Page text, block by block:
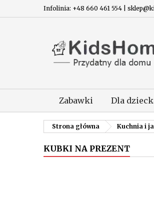
Infolinia: +48 660 461 554 |
Zabawki Dla
Strona główna Kuchnia i
KUBKI NA PREZENT